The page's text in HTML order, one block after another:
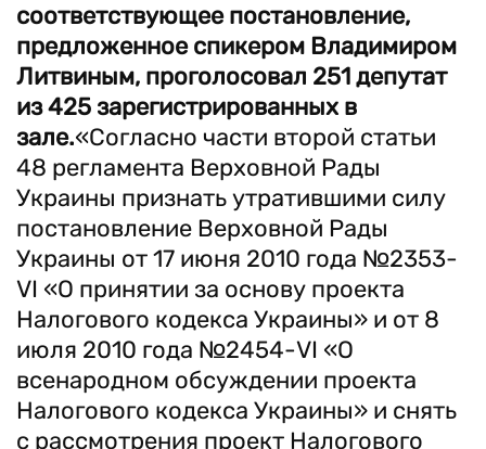
соответствующее постановление,
предложенное спикером Владимиром
Литвиным, проголосовал 251 депутат
из 425 зарегистрированных в
зале.«Согласно части второй статьи
48 регламента Верховной Рады
Украины признать утратившими силу
постановление Верховной Рады
Украины от 17 июня 2010 года №2353-
VI «О принятии за основу проекта
Налогового кодекса Украины» и от 8
июля 2010 года №2454-VI «О
всенародном обсуждении проекта
Налогового кодекса Украины» и снять
с рассмотрения проект Налогового